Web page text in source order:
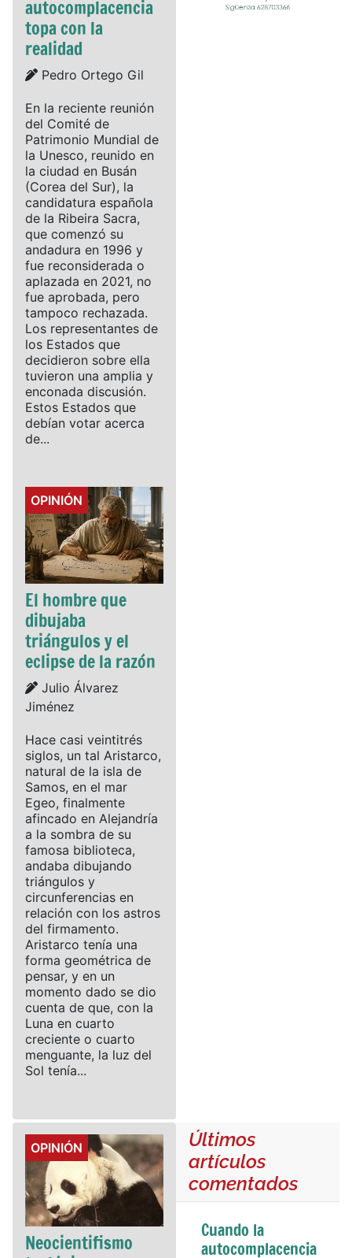
autocomplacencia
topa con la
realidad
Details
Pedro Ortego Gil
En la reciente reunión
del Comité de
Patrimonio Mundial de
la Unesco, reunido en
la ciudad en Busán
(Corea del Sur), la
candidatura española
de la Ribeira Sacra,
que comenzó su
andadura en 1996 y
fue reconsiderada o
aplazada en 2021, no
fue aprobada, pero
tampoco rechazada.
Los representantes de
los Estados que
decidieron sobre ella
tuvieron una amplia y
enconada discusión.
Estos Estados que
debían votar acerca
de...
Details
OPINIÓN
El hombre que
dibujaba
triángulos y el
eclipse de la razón
Details
Julio Álvarez
Jiménez
Hace casi veintitrés
siglos, un tal Aristarco,
natural de la isla de
Samos, en el mar
Egeo, finalmente
afincado en Alejandría
a la sombra de su
famosa biblioteca,
andaba dibujando
triángulos y
circunferencias en
relación con los astros
del firmamento.
Aristarco tenía una
forma geométrica de
pensar, y en un
momento dado se dio
cuenta de que, con la
Luna en cuarto
creciente o cuarto
menguante, la luz del
Sol tenía...
Details
OPINIÓN
Neocientifismo
Últimos
artículos
comentados
Cuando la
autocomplacencia